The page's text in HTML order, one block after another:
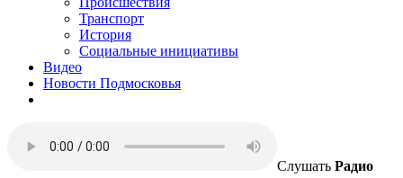
Транспорт
История
Социальные инициативы
Видео
Новости Подмосковья
Слушать Радио